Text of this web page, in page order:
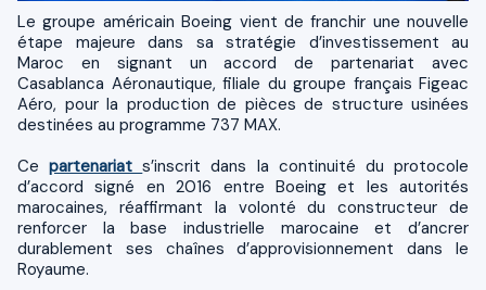
Le groupe américain Boeing vient de franchir une nouvelle
étape majeure dans sa stratégie d’investissement au
Maroc en signant un accord de partenariat avec
Casablanca Aéronautique, filiale du groupe français Figeac
Aéro, pour la production de pièces de structure usinées
destinées au programme 737 MAX.
Cepartenariats’inscrit dans la continuité du protocole
d’accord signé en 2016 entre Boeing et les autorités
marocaines, réaffirmant la volonté du constructeur de
renforcer la base industrielle marocaine et d’ancrer
durablement ses chaînes d’approvisionnement dans le
Royaume.